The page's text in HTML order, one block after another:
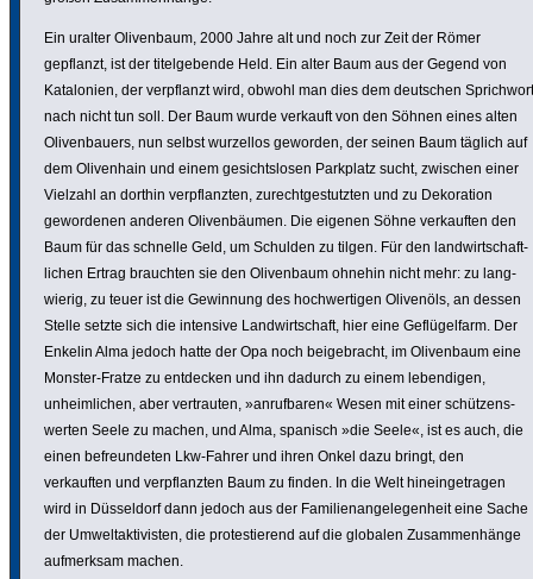
Ein uralter Oliven­baum, 2000 Jahre alt und noch zur Zeit der Römer
gepflanzt, ist der titel­ge­bende Held. Ein alter Baum aus der Gegend von
Kata­lo­nien, der verpflanzt wird, obwohl man dies dem deutschen Sprich­wort
nach nicht tun soll. Der Baum wurde verkauft von den Söhnen eines alten
Oliven­bauers, nun selbst wurzellos geworden, der seinen Baum täglich auf
dem Oliven­hain und einem gesichts­losen Parkplatz sucht, zwischen einer
Vielzahl an dorthin verpflanzten, zurecht­ge­stutzten und zu Deko­ra­tion
gewor­denen anderen Oliven­bäumen. Die eigenen Söhne verkauften den
Baum für das schnelle Geld, um Schulden zu tilgen. Für den land­wirt­schaft­
li­chen Ertrag brauchten sie den Oliven­baum ohnehin nicht mehr: zu lang­
wierig, zu teuer ist die Gewinnung des hoch­wer­tigen Olivenöls, an dessen
Stelle setzte sich die intensive Land­wirt­schaft, hier eine Geflü­gel­farm. Der
Enkelin Alma jedoch hatte der Opa noch beige­bracht, im Oliven­baum eine
Monster-Fratze zu entdecken und ihn dadurch zu einem leben­digen,
unheim­li­chen, aber vertrauten, »anruf­baren« Wesen mit einer schüt­zens­
werten Seele zu machen, und Alma, spanisch »die Seele«, ist es auch, die
einen befreun­deten Lkw-Fahrer und ihren Onkel dazu bringt, den
verkauften und verpflanzten Baum zu finden. In die Welt hinein­ge­tragen
wird in Düssel­dorf dann jedoch aus der Fami­li­en­an­ge­le­gen­heit eine Sache
der Umwelt­ak­ti­visten, die protes­tie­rend auf die globalen Zusam­men­hänge
aufmerksam machen.